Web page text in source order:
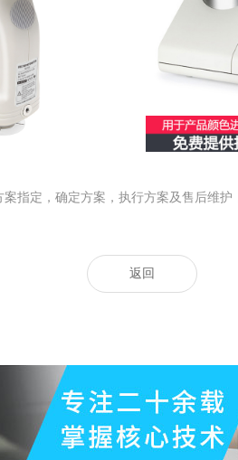
分光测色仪 日
指定，确定方案，执行方案及售后维
返回